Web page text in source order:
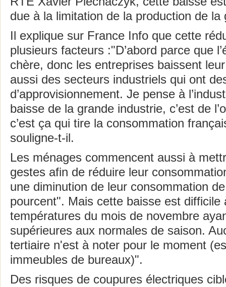
due à la limitation de la production de la
Il explique sur France Info que cette
plusieurs facteurs :"D’abord parce que
chère, donc les entreprises baissent
aussi des secteurs industriels qui ont
d’approvisionnement. Je pense à
baisse de la grande industrie, c’est de
c’est ça qui tire la consommation
souligne-t-il.
Les ménages commencent aussi à
gestes afin de réduire leur
une diminution de leur consommation
pourcent". Mais cette baisse est difficile
températures du mois de novembre
supérieures aux normales de saison.
tertiaire n'est à noter pour le moment
immeubles de bureaux)".
Des risques de coupures électriques